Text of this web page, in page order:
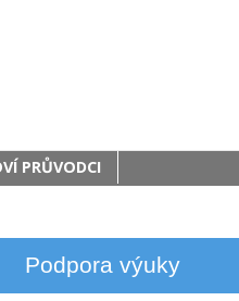
PRŮVODCI
Podpora výuky